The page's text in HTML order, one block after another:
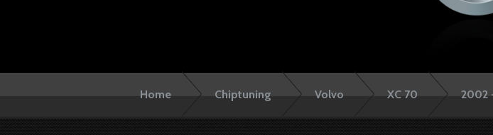
Home Chiptuning Volvo XC 70 2002